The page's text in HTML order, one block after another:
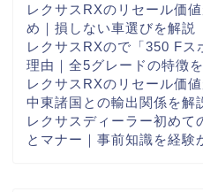
レクサスRXのリセール価
め｜損しない車選びを解説
レクサスRXので「350 Fス
理由｜全5グレードの特徴
レクサスRXのリセール価
中東諸国との輸出関係を解
レクサスディーラー初めて
とマナー｜事前知識を経験